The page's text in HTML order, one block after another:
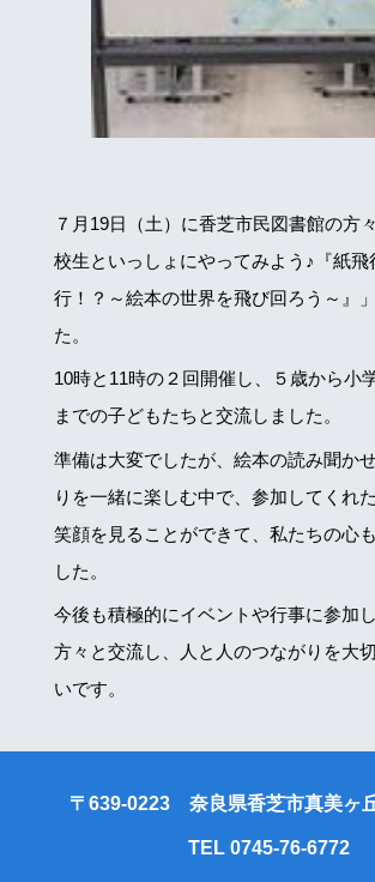
７月19日（土）に香芝市民図書館の方
校生といっしょにやってみよう♪『紙飛
行！？～絵本の世界を飛び回ろう～』
た。
10時と11時の２回開催し、５歳から小
までの子どもたちと交流しました。
準備は大変でしたが、絵本の読み聞か
りを一緒に楽しむ中で、参加してくれ
笑顔を見ることができて、私たちの心
した。
今後も積極的にイベントや行事に参加
方々と交流し、人と人のつながりを大
いです。
〒639-0223 奈良県香芝市真美ヶ
TEL 0745-76-6772